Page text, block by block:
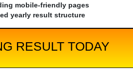
mobile-friendly pages
yearly result structure
RESULT TODAY